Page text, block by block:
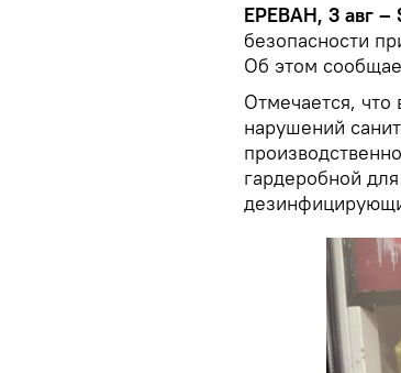
ЕРЕВАН, 3 авг –
безопасности
Об этом
Отмечается,
нарушений
гардеробной